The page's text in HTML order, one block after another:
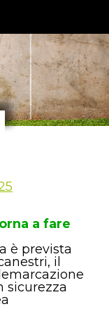
a fare
è prevista
il
sicurezza